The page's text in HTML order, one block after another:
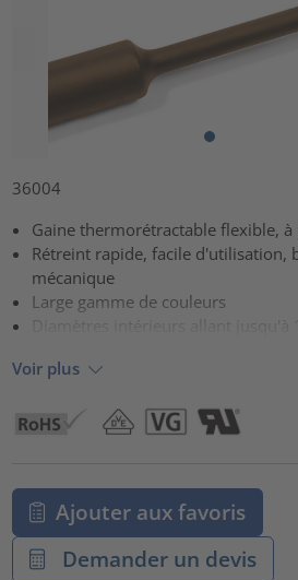
36004
Gaine thermorétractable flexible,
Rétreint rapide, facile d'utilisation,
mécanique
Large gamme de couleurs
Voir plus
Ajouter aux favoris
Demander un devis